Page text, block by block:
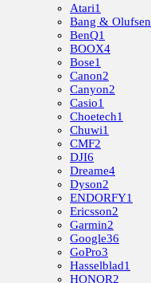
Atari1
Bang & Olufsen
BenQ1
BOOX4
Bose1
Canon2
Canyon2
Casio1
Choetech1
Chuwi1
CMF2
DJI6
Dreame4
Dyson2
ENDORFY1
Ericsson2
Garmin2
Google36
GoPro3
Hasselblad1
HONOR2